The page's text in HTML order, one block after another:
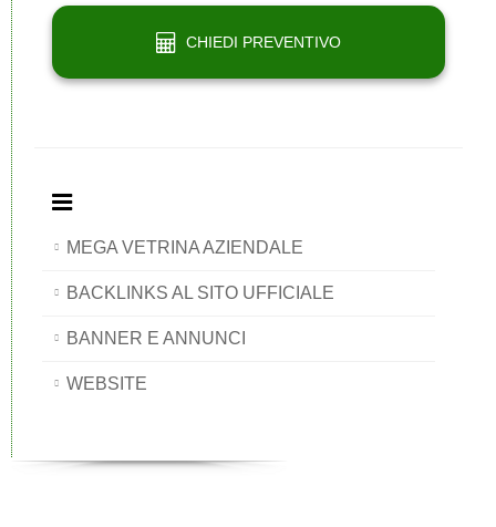
CHIEDI PREVENTIVO
MEGA VETRINA AZIENDALE
BACKLINKS AL SITO UFFICIALE
BANNER E ANNUNCI
WEBSITE